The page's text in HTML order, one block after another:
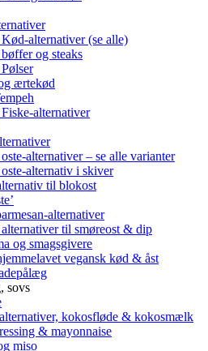
alternativer (se alle)
og steaks
ærtekød
alternativer
alternativer – se alle varianter
alternativ i skiver
til blokost
alternativer
alternativer til smøreost & dip
og smagsgivere
vegansk kød & åst
sovs
kokosfløde & kokosmælk
& mayonnaise
miso